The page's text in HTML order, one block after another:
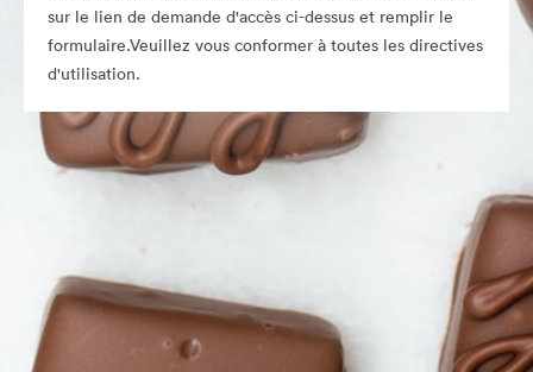
sur le lien de demande d'accès ci-dessus et remplir le
formulaire.Veuillez vous conformer à toutes les directives
d'utilisation.